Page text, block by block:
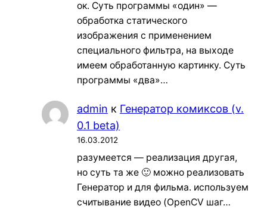
ок. Суть программы «один» —
обработка статического
изображения с применением
специального фильтра, на выходе
имеем обработанную картинку. Суть
программы «два»…
admin к Генератор комиксов (v.
0.1 beta)
16.03.2012
разумеется — реализация другая,
но суть та же 🙂 можно реализовать
Генератор и для фильма. используем
считывание видео (OpenCV шаг…